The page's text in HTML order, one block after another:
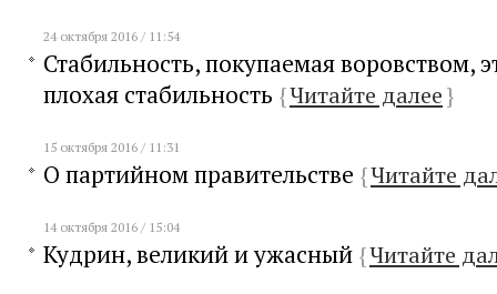
24 октября 2016 / 11:54
Стабильность, покупаемая воровством,
плохая стабильность {Читайте далее}
15 октября 2016 / 11:31
О партийном правительстве {Читайте
14 октября 2016 / 15:04
Кудрин, великий и ужасный {Читайте